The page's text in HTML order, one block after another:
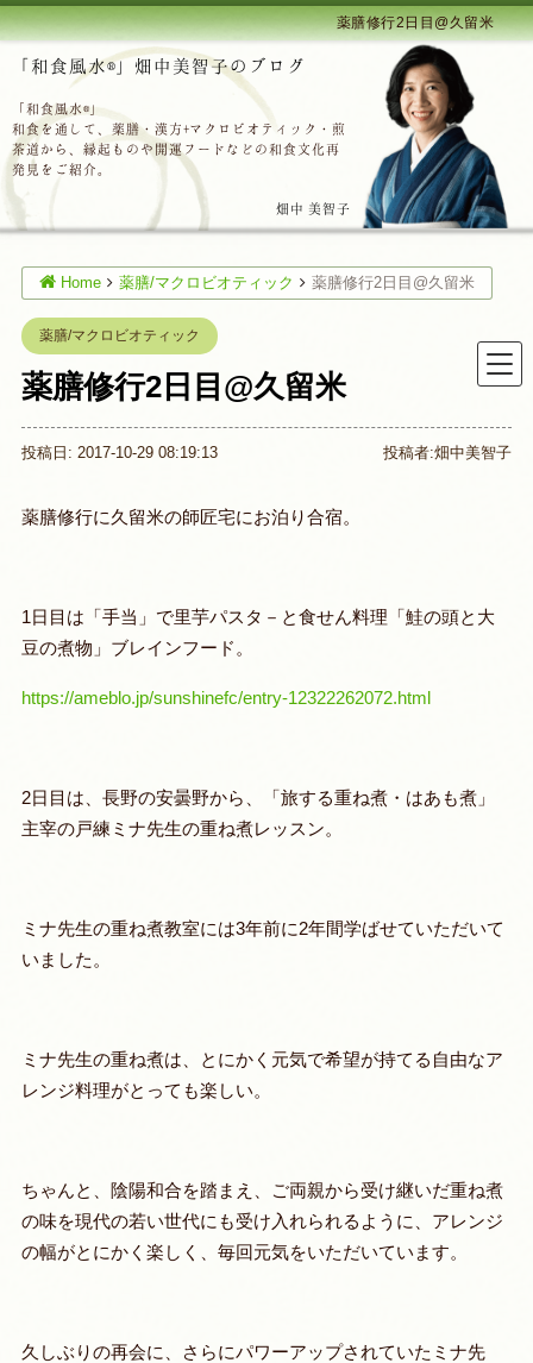
薬膳修行2日目@久留米
「和食風水®」畑中美智子のブログ
「和食風水®」
和食を通して、薬膳・漢方+マクロビオティック・煎
茶道から、縁起ものや開運フードなどの和食文化再
発見をご紹介。
畑中 美智子
Home 薬膳/マクロビオティック 薬膳修行2日目@久留米
薬膳/マクロビオティック
薬膳修行2日目@久留米
投稿日: 2017-10-29 08:19:13 投稿者:畑中美智子
薬膳修行に久留米の師匠宅にお泊り合宿。
1日目は「手当」で里芋パスタ－と食せん料理「鮭の頭と大
豆の煮物」ブレインフード。
https://ameblo.jp/sunshinefc/entry-12322262072.html
2日目は、長野の安曇野から、「旅する重ね煮・はあも煮」
主宰の戸練ミナ先生の重ね煮レッスン。
ミナ先生の重ね煮教室には3年前に2年間学ばせていただいて
いました。
ミナ先生の重ね煮は、とにかく元気で希望が持てる自由なア
レンジ料理がとっても楽しい。
ちゃんと、陰陽和合を踏まえ、ご両親から受け継いだ重ね煮
の味を現代の若い世代にも受け入れられるように、アレンジ
の幅がとにかく楽しく、毎回元気をいただいています。
久しぶりの再会に、さらにパワーアップされていたミナ先